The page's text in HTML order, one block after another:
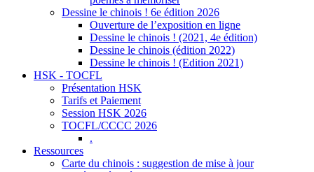
Dessine le chinois ! 6e édition 2026
Ouverture de l’exposition en ligne
Dessine le chinois ! (2021, 4e édition)
Dessine le chinois (édition 2022)
Dessine le chinois ! (Edition 2021)
HSK - TOCFL
Présentation HSK
Tarifs et Paiement
Session HSK 2026
TOCFL/CCCC 2026
.
Ressources
Carte du chinois : suggestion de mise à jour